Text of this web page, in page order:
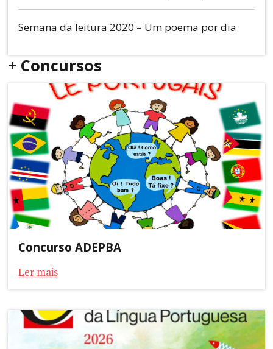
Semana da leitura 2020 – Um poema por dia
+ Concursos
Concurso ADEPBA
Ler mais